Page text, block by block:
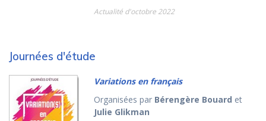
Actualité d'octobre 2022
Journées d'étude
Variations en français
Organisées par Bérengère Bouard et
Julie Glikman